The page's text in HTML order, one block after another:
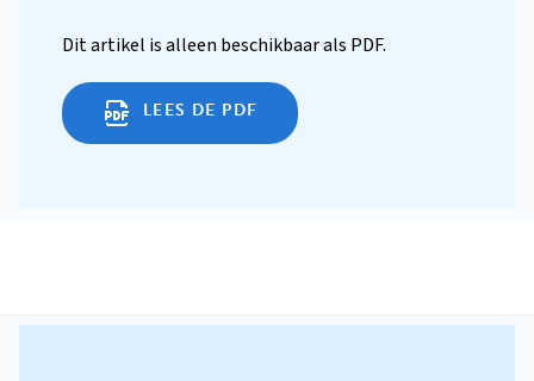
Dit artikel is alleen beschikbaar als PDF.
LEES DE PDF